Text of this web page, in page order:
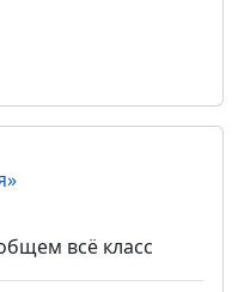
всё класс